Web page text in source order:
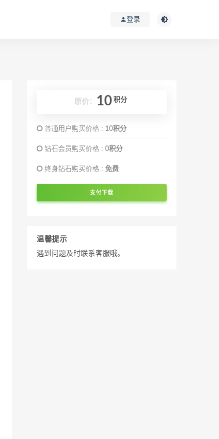
登录
原价： 10 积分
普通用户购买价格 : 10积分
钻石会员购买价格 : 0积分
终身钻石购买价格 : 免费
支付下载
温馨提示
遇到问题及时联系客服哦。